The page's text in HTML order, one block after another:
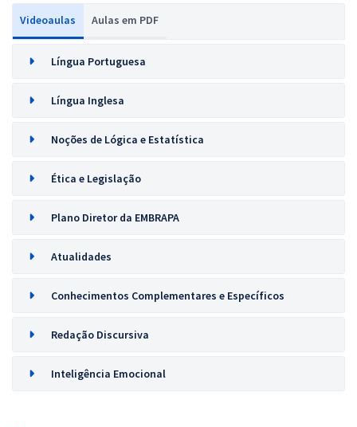
Videoaulas Aulas em PDF
Língua Portuguesa
Língua Inglesa
Noções de Lógica e Estatística
Ética e Legislação
Plano Diretor da EMBRAPA
Atualidades
Conhecimentos Complementares e Específicos
Redação Discursiva
Inteligência Emocional